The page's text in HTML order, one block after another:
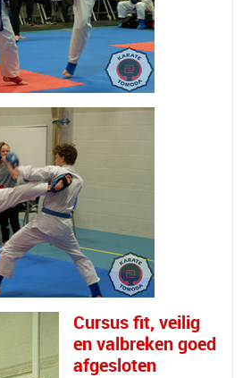
Cursus fit, veilig
en valbreken goed
afgesloten